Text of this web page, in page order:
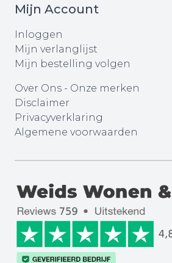
Mijn Account
Inloggen
Mijn verlanglijst
Mijn bestelling volgen
Over Ons - Onze merken
Disclaimer
Privacyverklaring
Algemene voorwaarden